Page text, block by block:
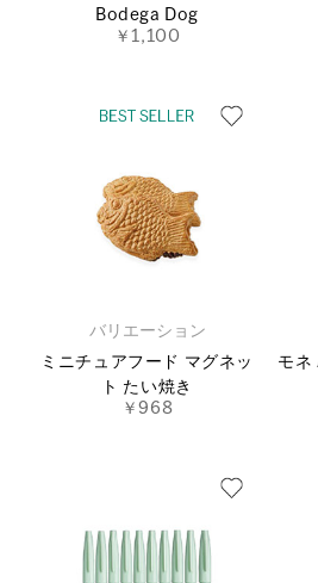
Bodega Dog
￥1,100
バリエーション
ミニチュアフード マグネッ
ト たい焼き
￥968
モネ